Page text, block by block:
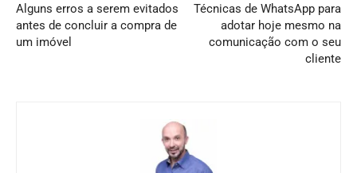
Alguns erros a serem evitados
antes de concluir a compra de
um imóvel
Técnicas de WhatsApp para
adotar hoje mesmo na
comunicação com o seu
cliente